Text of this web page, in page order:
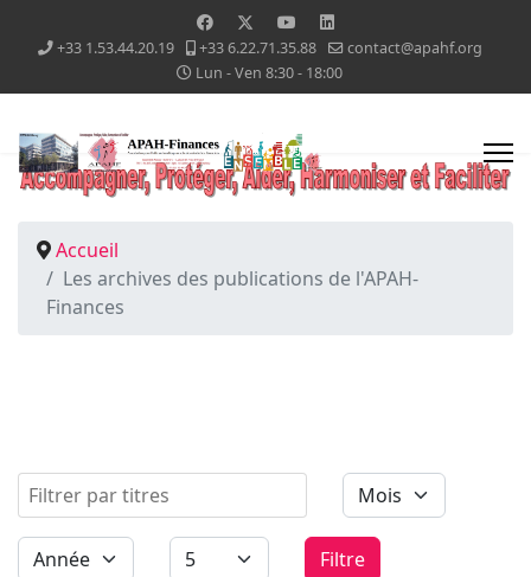
+33 1.53.44.20.19 +33 6.22.71.35.88
contact@apahf.org
Lun - Ven 8:30 - 18:00
Accueil
Les archives des publications de l'APAH-
Finances
Filtrer par titres
Filtre